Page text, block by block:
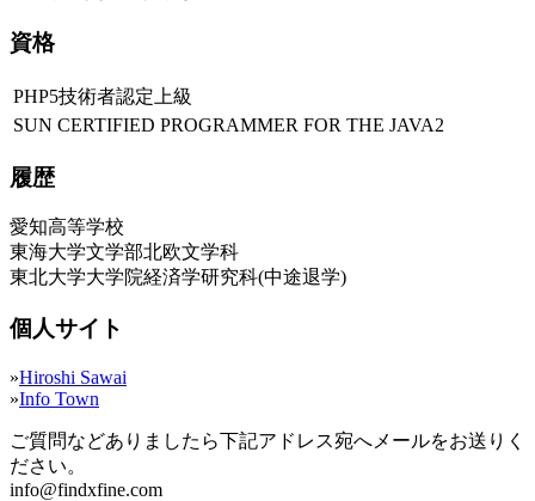
資格
PHP5技術者認定上級
SUN CERTIFIED PROGRAMMER FOR THE JAVA2
履歴
愛知高等学校
東海大学文学部北欧文学科
東北大学大学院経済学研究科(中途退学)
個人サイト
»Hiroshi Sawai
»Info Town
ご質問などありましたら下記アドレス宛へメールをお送りく
ださい。
info@findxfine.com